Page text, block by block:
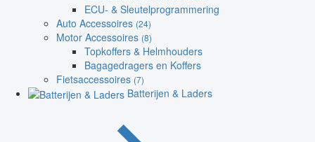
ECU- & Sleutelprogrammering
Auto Accessoires (24)
Motor Accessoires (8)
Topkoffers & Helmhouders
Bagagedragers en Koffers
Fietsaccessoires (7)
Batterijen & Laders